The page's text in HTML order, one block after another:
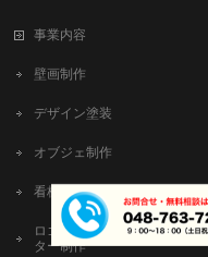
事業内容
壁画制作
デザイン塗装
オブジェ制作
看板アート
ロゴ&キャラク
ター制作